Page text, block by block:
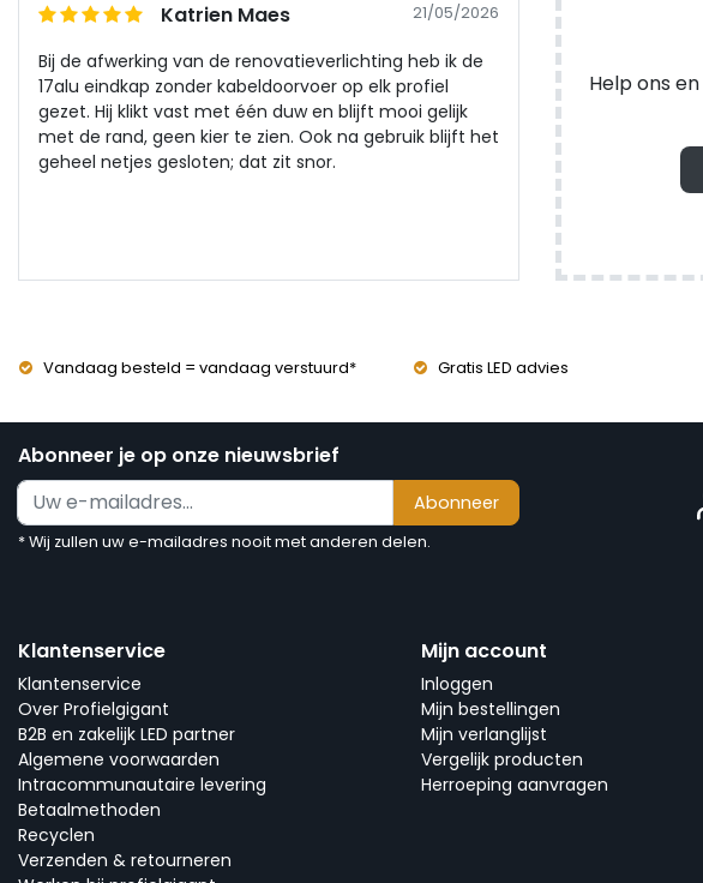
Katrien Maes 21/05/2026
Bij de afwerking van de renovatieverlichting heb ik de
17alu eindkap zonder kabeldoorvoer op elk profiel
gezet. Hij klikt vast met één duw en blijft mooi gelijk
met de rand, geen kier te zien. Ook na gebruik blijft het
geheel netjes gesloten; dat zit snor.
Help ons
Vandaag besteld = vandaag verstuurd* Gratis LED advies
Abonneer je op onze nieuwsbrief
Abonneer
* Wij zullen uw e-mailadres nooit met anderen delen.
Klantenservice
Klantenservice
Over Profielgigant
B2B en zakelijk LED partner
Algemene voorwaarden
Intracommunautaire levering
Betaalmethoden
Recyclen
Verzenden & retourneren
Mijn account
Inloggen
Mijn bestellingen
Mijn verlanglijst
Vergelijk producten
Herroeping aanvragen